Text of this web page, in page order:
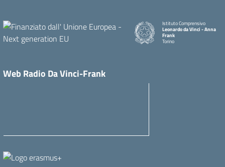
Istituto Comprensivo
Leonardo da Vinci - Anna
Frank
Torino
Web Radio Da Vinci-Frank